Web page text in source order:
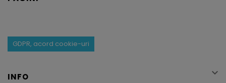
GDPR, acord cookie-uri
INFO 